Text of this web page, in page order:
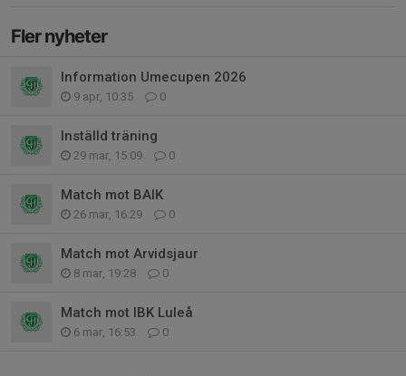
Fler nyheter
Information Umecupen 2026
9 apr, 10:35 0
Inställd träning
29 mar, 15:09 0
Match mot BAIK
26 mar, 16:29 0
Match mot Arvidsjaur
8 mar, 19:28 0
Match mot IBK Luleå
6 mar, 16:53 0